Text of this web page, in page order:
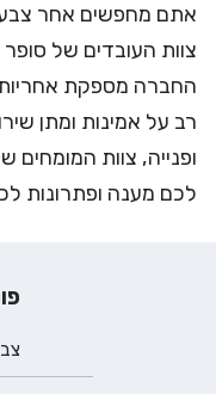
אתם מחפשים אחר צבעי
צוות העובדים של
החברה מספקת
רב על אמינות ומתן
ופנייה, צוות
לכם מענה ופתרונות